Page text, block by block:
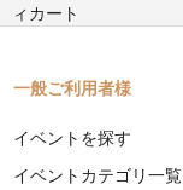
ィカート
一般ご利用者様
イベントを探す
イベントカテゴリ一覧